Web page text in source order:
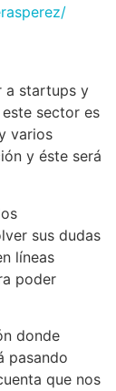
a startups y
sector es
varios
y éste será
sus dudas
líneas
poder
donde
pasando
que nos